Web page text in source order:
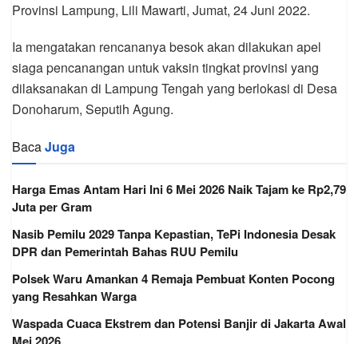
Provinsi Lampung, Lili Mawarti, Jumat, 24 Juni 2022.
Ia mengatakan rencananya besok akan dilakukan apel
siaga pencanangan untuk vaksin tingkat provinsi yang
dilaksanakan di Lampung Tengah yang berlokasi di Desa
Donoharum, Seputih Agung.
BacaJuga
Harga Emas Antam Hari Ini 6 Mei 2026 Naik Tajam ke Rp2,79
Juta per Gram
Nasib Pemilu 2029 Tanpa Kepastian, TePi Indonesia Desak
DPR dan Pemerintah Bahas RUU Pemilu
Polsek Waru Amankan 4 Remaja Pembuat Konten Pocong
yang Resahkan Warga
Waspada Cuaca Ekstrem dan Potensi Banjir di Jakarta Awal